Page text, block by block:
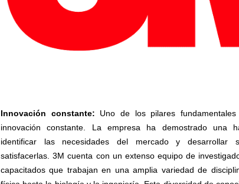
Innovación constante: Uno de los pilares
innovación constante. La empresa ha demostrado una
identificar las necesidades del mercado y desarrollar
satisfacerlas. 3M cuenta con un extenso equipo de
capacitados que trabajan en una amplia variedad de